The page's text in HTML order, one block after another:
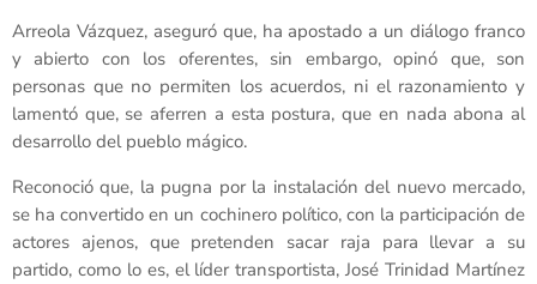
Arreola Vázquez, aseguró que, ha apostado a un diálogo franco
y abierto con los oferentes, sin embargo, opinó que, son
personas que no permiten los acuerdos, ni el razonamiento y
lamentó que, se aferren a esta postura, que en nada abona al
desarrollo del pueblo mágico.
Reconoció que, la pugna por la instalación del nuevo mercado,
se ha convertido en un cochinero político, con la participación de
actores ajenos, que pretenden sacar raja para llevar a su
partido, como lo es, el líder transportista, José Trinidad Martínez